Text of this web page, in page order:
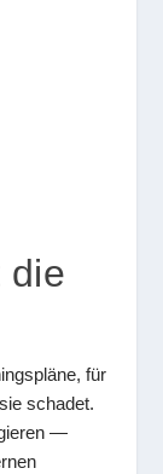
die
für
schadet.
—